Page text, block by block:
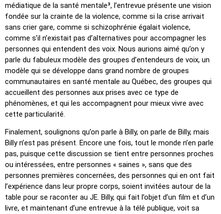
médiatique de la santé mentale³, l’entrevue présente une vision
fondée sur la crainte de la violence, comme si la crise arrivait
sans crier gare, comme si schizophrénie égalait violence,
comme s’il n’existait pas d’alternatives pour accompagner les
personnes qui entendent des voix. Nous aurions aimé qu’on y
parle du fabuleux modèle des groupes d’entendeurs de voix, un
modèle qui se développe dans grand nombre de groupes
communautaires en santé mentale au Québec, des groupes qui
accueillent des personnes aux prises avec ce type de
phénomènes, et qui les accompagnent pour mieux vivre avec
cette particularité.
Finalement, soulignons qu’on parle à Billy, on parle de Billy, mais
Billy n’est pas présent. Encore une fois, tout le monde n’en parle
pas, puisque cette discussion se tient entre personnes proches
ou intéressées, entre personnes « saines », sans que des
personnes premières concernées, des personnes qui en ont fait
l’expérience dans leur propre corps, soient invitées autour de la
table pour se raconter au JE. Billy, qui fait l’objet d’un film et d’un
livre, et maintenant d’une entrevue à la télé publique, voit sa